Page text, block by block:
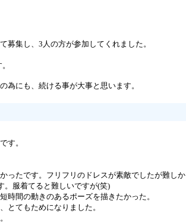
集し、3人の方が参加してくれました。
にも、続ける事が大事と思います。
す。
ったです。フリフリのドレスが素敵でしたが難しか
。服着てると難しいですが(笑)
時間の動きのあるポーズを描きたかった。
とてもためになりました。